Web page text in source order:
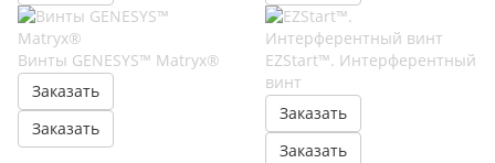
Винты GENESYS™ Matryx®
Заказать
Заказать
EZStart™. Интерферентный
винт
Заказать
Заказать